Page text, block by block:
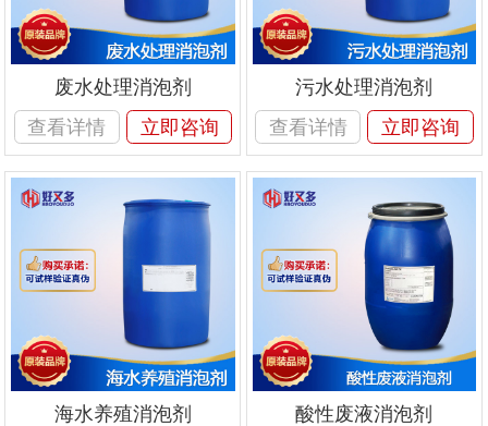
废水处理消泡剂
查看详情
立即咨询
污水处理消泡剂
查看详情
立即咨询
海水养殖消泡剂
酸性废液消泡剂